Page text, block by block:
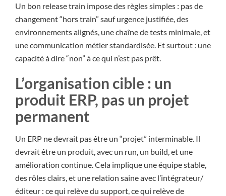
Un bon release train impose des règles simples : pas de
changement “hors train” sauf urgence justifiée, des
environnements alignés, une chaîne de tests minimale, et
une communication métier standardisée. Et surtout : une
capacité à dire “non” à ce qui n’est pas prêt.
L’organisation cible : un
produit ERP, pas un projet
permanent
Un ERP ne devrait pas être un “projet” interminable. Il
devrait être un produit, avec un run, un build, et une
amélioration continue. Cela implique une équipe stable,
des rôles clairs, et une relation saine avec l’intégrateur/
éditeur : ce qui relève du support, ce qui relève de